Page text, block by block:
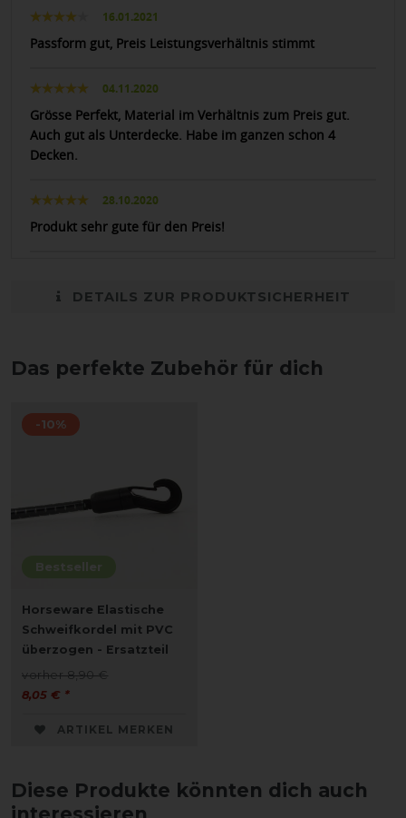
16.01.2021
Passform gut, Preis Leistungsverhältnis stimmt
04.11.2020
Grösse Perfekt, Material im Verhältnis zum Preis gut.
Auch gut als Unterdecke. Habe im ganzen schon 4
Decken.
28.10.2020
Produkt sehr gute für den Preis!
DETAILS ZUR PRODUKTSICHERHEIT
Das perfekte Zubehör für dich
Bestseller
-10%
Horseware Elastische
Schweifkordel mit PVC
überzogen - Ersatzteil
vorher 8,90 €
8,05 € *
ARTIKEL MERKEN
Diese Produkte könnten dich auch